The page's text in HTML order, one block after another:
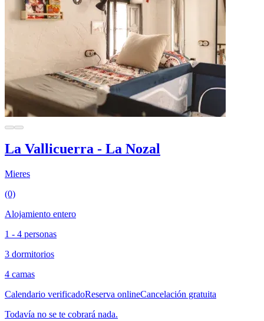
La Vallicuerra - La Nozal
Mieres
(0)
Alojamiento entero
1 - 4 personas
3 dormitorios
4 camas
Calendario verificadoReserva onlineCancelación gratuita
Todavía no se te cobrará nada.